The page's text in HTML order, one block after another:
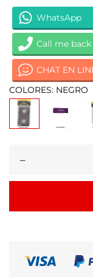
WhatsApp
Call me back
CHAT EN
COLORES: NEGRO
–